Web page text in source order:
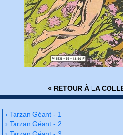
« RETOUR À LA
› Tarzan Géant - 1
› Tarzan Géant - 2